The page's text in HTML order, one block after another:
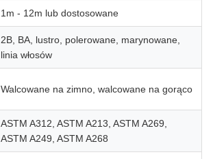
1m - 12m lub dostosowane
2B, BA, lustro, polerowane, marynowane,
linia włosów
Walcowane na zimno, walcowane na gorąco
ASTM A312, ASTM A213, ASTM A269,
ASTM A249, ASTM A268